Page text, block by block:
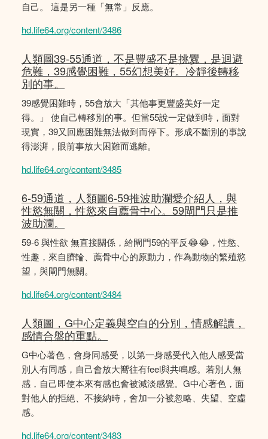
自己。 這是另一種「無常」反應。
hd.life64.org/content/3486
人類圖39-55通道，不是豐盛不是挑釁，是迴避
危難，39感覺困難，55幻想美好。冷靜後轉移
別的事。
39感覺困難時，55會放大「其他事更豐盛美好一定
得。」 使自己轉移別的事。但當55說一定做到時，面對
現實，39又回應困難無法做到而停下。形成不斷別的事說
得澎湃，眼前事放大困難而逃離。
hd.life64.org/content/3485
6-59通道，人類圖6-59推波助瀾愛介紹人，與
性慾無關，性慾來自薦骨中心。59閘門只是推
波助瀾。
59-6 與性欲 無直接關係，給閘門59的平反😂😂，性慾、
性趣，來自臍輪、薦骨中心的原動力，作為動物的繁殖慾
望，與閘門無關。
hd.life64.org/content/3484
人類圖，G中心定義與空白的分別，情感解讀，
感情合盤的重點。
G中心著色，會身同感受，以第一身感受代入他人感受當
別人有同感，自己會放大嚮往有feel與共鳴感。若別人無
感，自己即使本來有感也會被減淡感覺。G中心著色，面
對他人的拒絕、不接納時，會加一分被忽略、失望、空虛
感。
hd.life64.org/content/3483